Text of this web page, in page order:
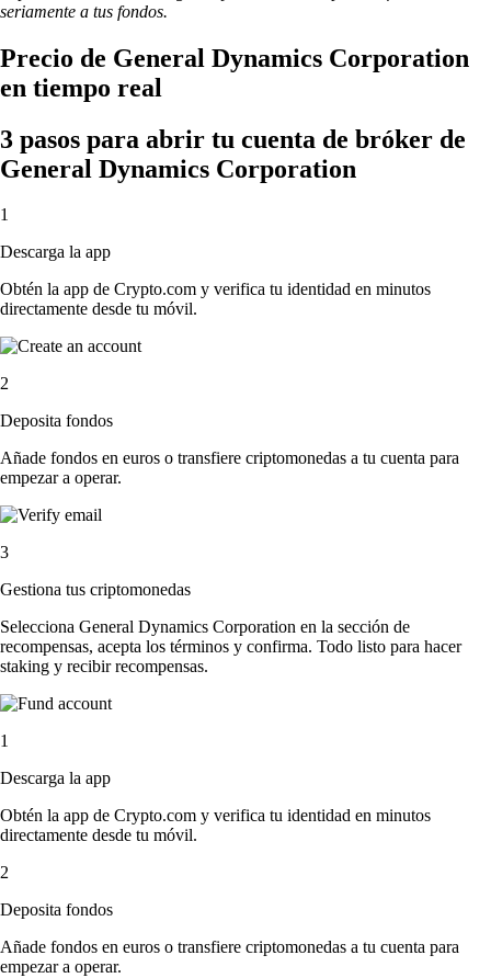
seriamente a tus fondos.
Precio de General Dynamics Corporation
en tiempo real
3 pasos para abrir tu cuenta de bróker de
General Dynamics Corporation
1
Descarga la app
Obtén la app de Crypto.com y verifica tu identidad en minutos
directamente desde tu móvil.
2
Deposita fondos
Añade fondos en euros o transfiere criptomonedas a tu cuenta para
empezar a operar.
3
Gestiona tus criptomonedas
Selecciona General Dynamics Corporation en la sección de
recompensas, acepta los términos y confirma. Todo listo para hacer
staking y recibir recompensas.
1
Descarga la app
Obtén la app de Crypto.com y verifica tu identidad en minutos
directamente desde tu móvil.
2
Deposita fondos
Añade fondos en euros o transfiere criptomonedas a tu cuenta para
empezar a operar.